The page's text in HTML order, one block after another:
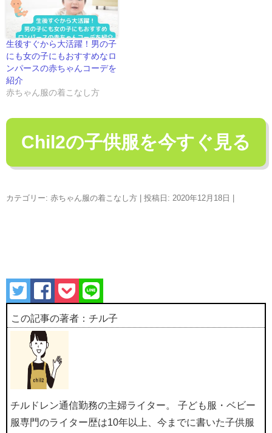
生後すぐから大活躍！男の子
にも女の子にもおすすめなロ
ンパースの赤ちゃんコーデを
紹介
赤ちゃん服の着こなし方
Chil2の子供服を今すぐ見る
カテゴリー: 赤ちゃん服の着こなし方 | 投稿日: 2020年12月18日
この記事の著者：チル子
チルドレン通信勤務の主婦ライター。 子ども服・ベビー
服専門のライター歴は10年以上、今までに書いた子供服